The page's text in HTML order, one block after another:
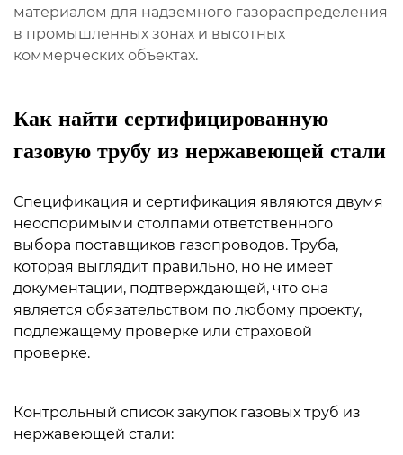
материалом для надземного газораспределения
в промышленных зонах и высотных
коммерческих объектах.
Как найти сертифицированную
газовую трубу из нержавеющей стали
Спецификация и сертификация являются двумя
неоспоримыми столпами ответственного
выбора поставщиков газопроводов. Труба,
которая выглядит правильно, но не имеет
документации, подтверждающей, что она
является обязательством по любому проекту,
подлежащему проверке или страховой
проверке.
Контрольный список закупок газовых труб из
нержавеющей стали: